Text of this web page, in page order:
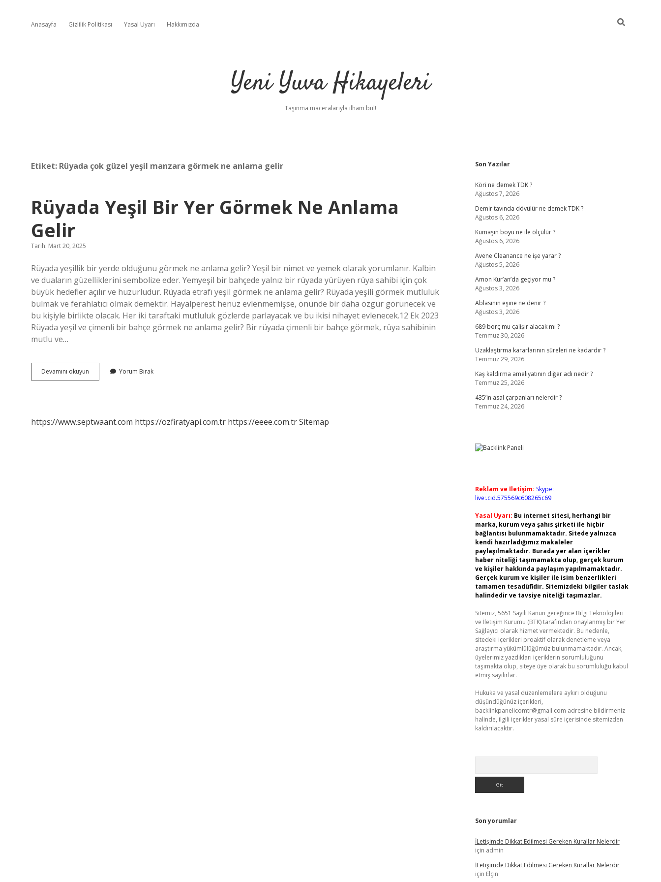
Anasayfa Gizlilik Politikası Yasal Uyarı Hakkımızda
Yeni Yuva Hikayeleri
Taşınma maceralarıyla ilham bul!
Etiket: Rüyada çok güzel yeşil manzara görmek ne anlama gelir
Rüyada Yeşil Bir Yer Görmek Ne Anlama
Gelir
Tarih: Mart 20, 2025
Rüyada yeşillik bir yerde olduğunu görmek ne anlama gelir? Yeşil bir nimet ve yemek olarak yorumlanır. Kalbin
ve duaların güzelliklerini sembolize eder. Yemyeşil bir bahçede yalnız bir rüyada yürüyen rüya sahibi için çok
büyük hedefler açılır ve huzurludur. Rüyada etrafı yeşil görmek ne anlama gelir? Rüyada yeşili görmek mutluluk
bulmak ve ferahlatıcı olmak demektir. Hayalperest henüz evlenmemişse, önünde bir daha özgür görünecek ve
bu kişiyle birlikte olacak. Her iki taraftaki mutluluk gözlerde parlayacak ve bu ikisi nihayet evlenecek.12 Ek 2023
Rüyada yeşil ve çimenli bir bahçe görmek ne anlama gelir? Bir rüyada çimenli bir bahçe görmek, rüya sahibinin
mutlu ve…
Devamını okuyun
Yeşil
Anlama
Yorum Bırak
https://www.septwaant.com https://ozfiratyapi.com.tr https://eeee.com.trSitemap
Sidebar
Son Yazılar
Köri ne demek TDK ?
Ağustos 7, 2026
Demir tavında dövülür ne demek TDK ?
Ağustos 6, 2026
Kumaşın boyu ne ile ölçülür ?
Ağustos 6, 2026
Avene Cleanance ne işe yarar ?
Ağustos 5, 2026
Amon Kur’an’da geçiyor mu ?
Ağustos 3, 2026
Ablasının eşine ne denir ?
Ağustos 3, 2026
689 borç mu çalişir alacak mı ?
Temmuz 30, 2026
Uzaklaştırma kararlarının süreleri ne kadardır ?
Temmuz 29, 2026
Kaş kaldırma ameliyatının diğer adı nedir ?
Temmuz 25, 2026
435’in asal çarpanları nelerdir ?
Temmuz 24, 2026
Reklam ve İletişim: Skype:
live:.cid.575569c608265c69
Yasal Uyarı: Bu internet sitesi, herhangi bir
marka, kurum veya şahıs şirketi ile hiçbir
bağlantısı bulunmamaktadır. Sitede yalnızca
kendi hazırladığımız makaleler
paylaşılmaktadır. Burada yer alan içerikler
haber niteliği taşımamakta olup, gerçek kurum
ve kişiler hakkında paylaşım yapılmamaktadır.
Gerçek kurum ve kişiler ile isim benzerlikleri
tamamen tesadüfidir. Sitemizdeki bilgiler taslak
halindedir ve tavsiye niteliği taşımazlar.
Sitemiz, 5651 Sayılı Kanun gereğince Bilgi Teknolojileri
ve İletişim Kurumu (BTK) tarafından onaylanmış bir Yer
Sağlayıcı olarak hizmet vermektedir. Bu nedenle,
sitedeki içerikleri proaktif olarak denetleme veya
araştırma yükümlülüğümüz bulunmamaktadır. Ancak,
üyelerimiz yazdıkları içeriklerin sorumluluğunu
taşımakta olup, siteye üye olarak bu sorumluluğu kabul
etmiş sayılırlar.
Hukuka ve yasal düzenlemelere aykırı olduğunu
düşündüğünüz içerikleri,
backlinkpanelicomtr@gmail.com adresine bildirmeniz
halinde, ilgili içerikler yasal süre içerisinde sitemizden
kaldırılacaktır.
Son yorumlar
İLetişimde Dikkat Edilmesi Gereken Kurallar Nelerdir
için admin
İLetişimde Dikkat Edilmesi Gereken Kurallar Nelerdir
için Elçin